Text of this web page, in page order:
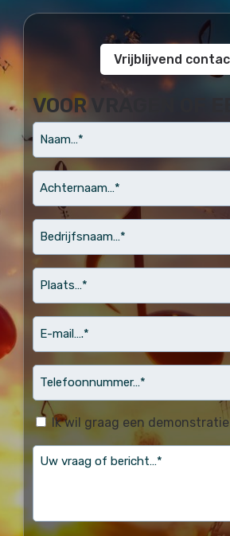
Vrijblijvend
VOOR VRAGEN OF
naam
Achternaam…
Bedrijfsnaam…
Plaats…
email
Telefoonnummer…
(Vereist)
Ik wil graag een
vraag